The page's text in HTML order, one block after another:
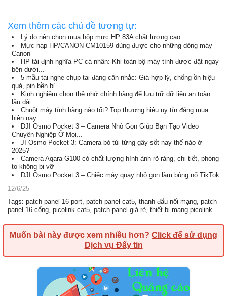
Xem thêm các chủ đề tương tự:
Lý do nên chọn mua hộp mực HP 83A chất lượng cao
Mực nạp HP/CANON CM10159 dùng được cho những dòng máy
Canon
HP tái định nghĩa PC cá nhân: Khi toàn bộ máy tính được đặt ngay
bên dưới...
5 mẫu tai nghe chụp tai đáng cân nhắc: Giá hợp lý, chống ồn hiệu
quả, pin bền bỉ
Kinh nghiệm chọn thẻ nhớ chính hãng để lưu trữ dữ liệu an toàn
lâu dài
Chuột máy tính hãng nào tốt? Top thương hiệu uy tín đáng mua
hiện nay
DJI Osmo Pocket 3 – Camera Nhỏ Gọn Giúp Bạn Tạo Video
Chuyên Nghiệp Ở Mọi...
JI Osmo Pocket 3: Camera bỏ túi từng gây sốt nay thế nào ở
2025?
Camera Aqara G100 có chất lượng hình ảnh rõ ràng, chi tiết, phóng
to không bị vỡ
DJI Osmo Pocket 3 – Chiếc máy quay nhỏ gọn làm bùng nổ TikTok
12/6/25
Tags: patch panel 16 port, patch panel cat5, thanh đấu nối mạng, patch
panel 16 cổng, picolink cat5, patch panel giá rẻ, thiết bị mạng picolink
Muốn bài này được xem nhiều hơn? Click để sử dụng
Dịch vụ Đẩy tin